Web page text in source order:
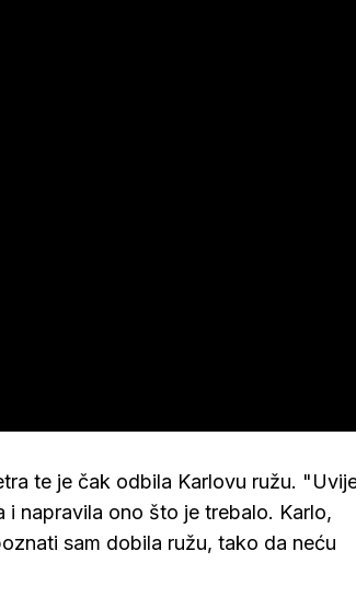
te je čak odbila Karlovu ružu.
i napravila ono što je trebalo. Karlo,
sam dobila ružu, tako da neću